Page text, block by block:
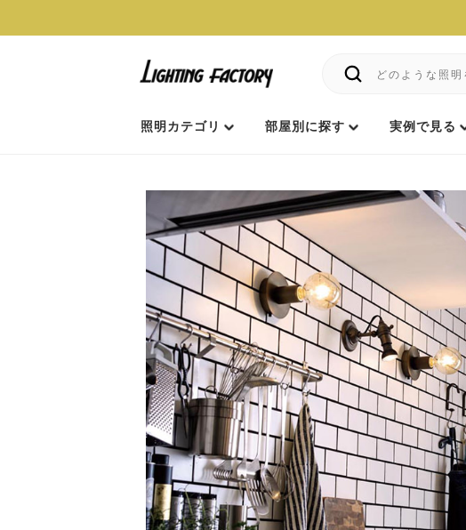
照明カテゴリ 部屋別に探す 実例で見る